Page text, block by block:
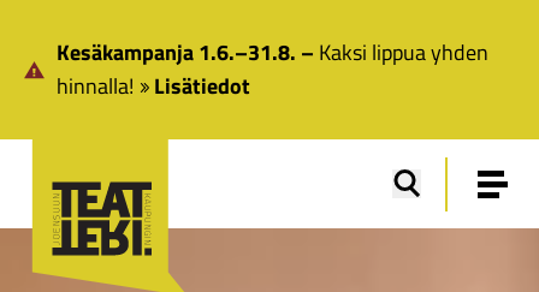
Kesäkampanja 1.6.–31.8. – Kaksi lippua yhden
hinnalla!
Lisätiedot